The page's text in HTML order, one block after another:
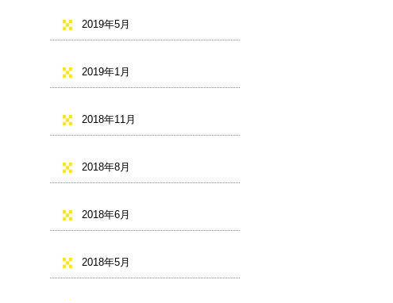
2019年5月
2019年1月
2018年11月
2018年8月
2018年6月
2018年5月